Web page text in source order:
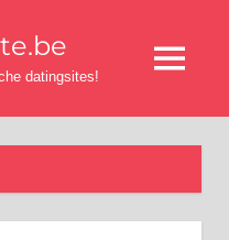
datingsites! Menu